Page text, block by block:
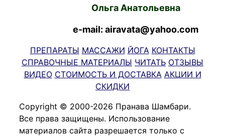
Ольга Анатольевна
e-mail: airavata@yahoo.com
ПРЕПАРАТЫ МАССАЖИ ЙОГА КОНТАКТЫ
СПРАВОЧНЫЕ МАТЕРИАЛЫ ЧИТАТЬ ОТЗЫВЫ
ВИДЕО СТОИМОСТЬ И ДОСТАВКА АКЦИИ И
СКИДКИ
Copyright © 2000-2026 Пранава Шамбари.
Все права защищены. Использование
материалов сайта разрешается только с